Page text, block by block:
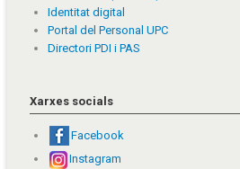
Identitat digital
Portal del Personal UPC
Directori PDI i PAS
Xarxes socials
Facebook
Instagram